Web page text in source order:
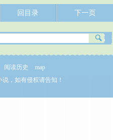
回目录 下一页
阅读历史
map
，如有侵权请告知！